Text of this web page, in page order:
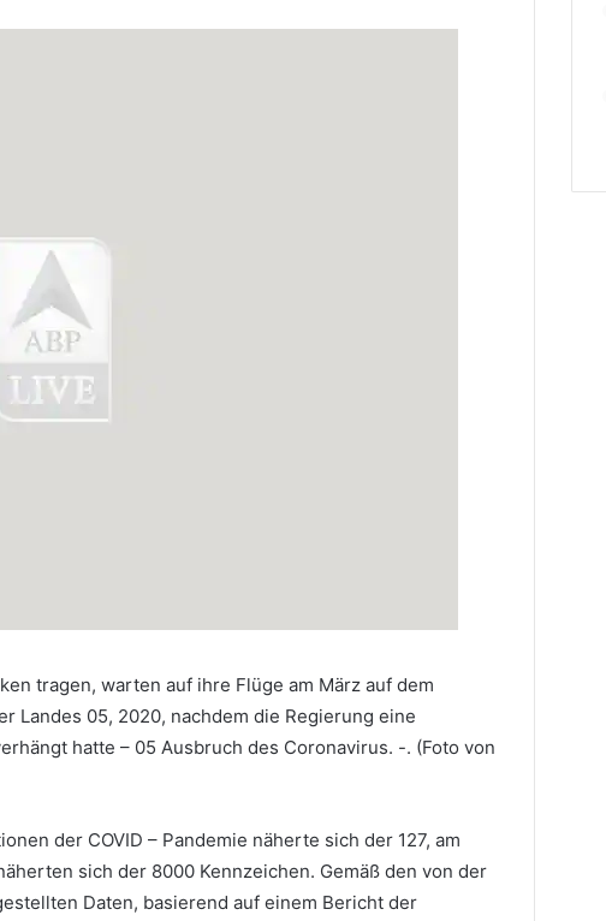
tragen, warten auf ihre Flüge am März auf dem
Landes 05, 2020, nachdem die Regierung eine
hatte – 05 Ausbruch des Coronavirus. -. (Foto von
der COVID – Pandemie näherte sich der 127, am
sich der 8000 Kennzeichen. Gemäß den von der
Daten, basierend auf einem Bericht der